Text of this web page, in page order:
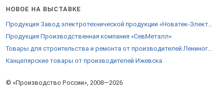
© «Производство России», 2008—2026
НОВОЕ НА ВЫСТАВКЕ
Продукция Завод электротехнической продукции «Новатек-Электро»
Продукция Производственная компания «СевМеталл»
Товары для строительства и ремонта от производителей Лениногорска
Канцелярские товары от производителей Ижевска